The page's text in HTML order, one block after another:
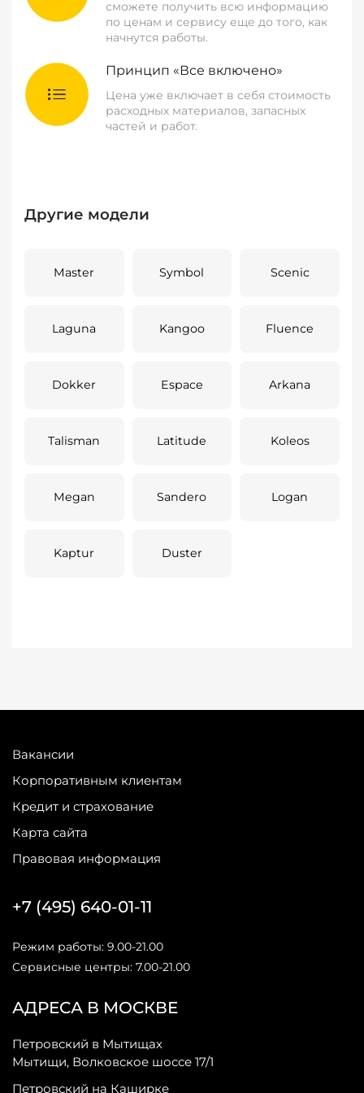
сможете получить всю информацию
по ценам и сервису еще до того, как
начнутся работы.
Принцип «Все включено»
Цена уже включает в себя стоимость
расходных материалов, запасных
частей и работ.
Другие модели
Master Symbol Scenic
Laguna Kangoo Fluence
Dokker Espace Arkana
Talisman Latitude Koleos
Megan Sandero Logan
Kaptur Duster
Вакансии
Корпоративным клиентам
Кредит и страхование
Карта сайта
Правовая информация
АДРЕСА В МОСКВЕ
Петровский в Мытищах
Мытищи, Волковское шоссе 17/1
Петровский на Каширке
+7 (495) 640-01-11
Режим работы: 9.00-21.00
Сервисные центры: 7.00-21.00